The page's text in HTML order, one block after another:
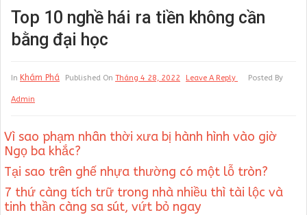
Top 10 nghề hái ra tiền không cần
bằng đại học
In Khám Phá Published On Tháng 4 28, 2022 Leave A Reply Posted By
Admin
Vì sao phạm nhân thời xưa bị hành hình vào giờ
Ngọ ba khắc?
Tại sao trên ghế nhựa thường có một lỗ tròn?
7 thứ càng tích trữ trong nhà nhiều thì tài lộc và
tinh thần càng sa sút, vứt bỏ ngay